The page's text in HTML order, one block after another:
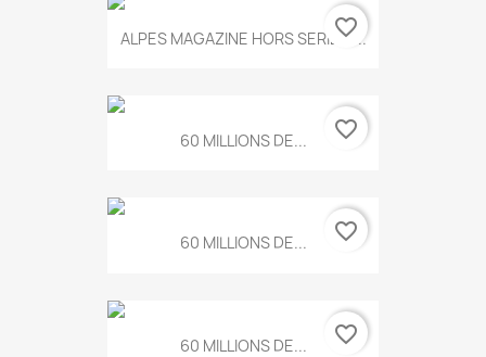
ALPES MAGAZINE HORS SERIE N...
favorite_border
60 MILLIONS DE... favorite_border
60 MILLIONS DE... favorite_border
60 MILLIONS DE... favorite_border